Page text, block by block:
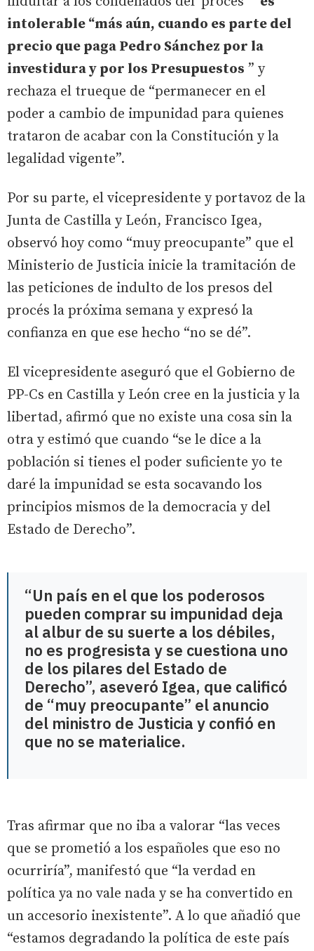
intolerable “más aún, cuando es parte del
precio que paga Pedro Sánchez por la
investidura y por los Presupuestos ” y
rechaza el trueque de “permanecer en el
poder a cambio de impunidad para quienes
trataron de acabar con la Constitución y la
legalidad vigente”.
Por su parte, el vicepresidente y portavoz de la
Junta de Castilla y León, Francisco Igea,
observó hoy como “muy preocupante” que el
Ministerio de Justicia inicie la tramitación de
las peticiones de indulto de los presos del
procés la próxima semana y expresó la
confianza en que ese hecho “no se dé”.
El vicepresidente aseguró que el Gobierno de
PP-Cs en Castilla y León cree en la justicia y la
libertad, afirmó que no existe una cosa sin la
otra y estimó que cuando “se le dice a la
población si tienes el poder suficiente yo te
daré la impunidad se esta socavando los
principios mismos de la democracia y del
Estado de Derecho”.
“Un país en el que los poderosos
pueden comprar su impunidad deja
al albur de su suerte a los débiles,
no es progresista y se cuestiona uno
de los pilares del Estado de
Derecho”, aseveró Igea, que calificó
de “muy preocupante” el anuncio
del ministro de Justicia y confió en
que no se materialice.
Tras afirmar que no iba a valorar “las veces
que se prometió a los españoles que eso no
ocurriría”, manifestó que “la verdad en
política ya no vale nada y se ha convertido en
un accesorio inexistente”. A lo que añadió que
“estamos degradando la política de este país